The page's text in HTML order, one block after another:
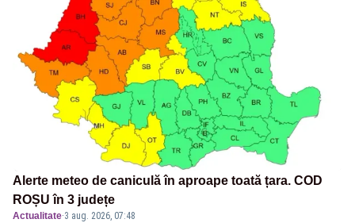
Alerte meteo de caniculă în aproape toată țara. COD
ROȘU în 3 județe
Actualitate·3 aug. 2026, 07:48